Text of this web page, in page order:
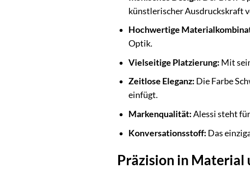
künstlerischer Ausdruckskraft
Hochwertige
Optik.
Vielseitige Platzierung: Mit
Zeitlose Eleganz: Die Farbe
einfügt.
Markenqualität:Alessi steht
Konversationsstoff: Das
Präzision in Material